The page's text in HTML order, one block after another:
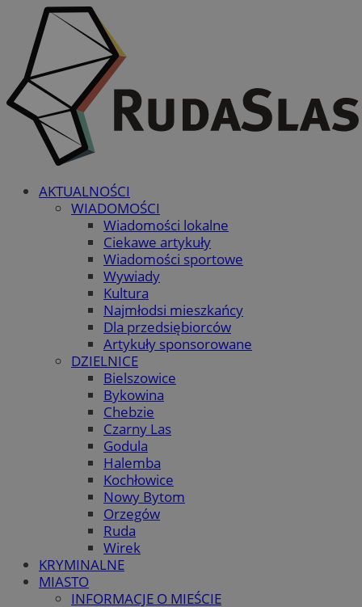
AKTUALNOŚCI
WIADOMOŚCI
Wiadomości lokalne
Ciekawe artykuły
Wiadomości sportowe
Wywiady
Kultura
Najmłodsi mieszkańcy
Dla przedsiębiorców
Artykuły sponsorowane
DZIELNICE
Bielszowice
Bykowina
Chebzie
Czarny Las
Godula
Halemba
Kochłowice
Nowy Bytom
Orzegów
Ruda
Wirek
KRYMINALNE
MIASTO
INFORMACJE O MIEŚCIE